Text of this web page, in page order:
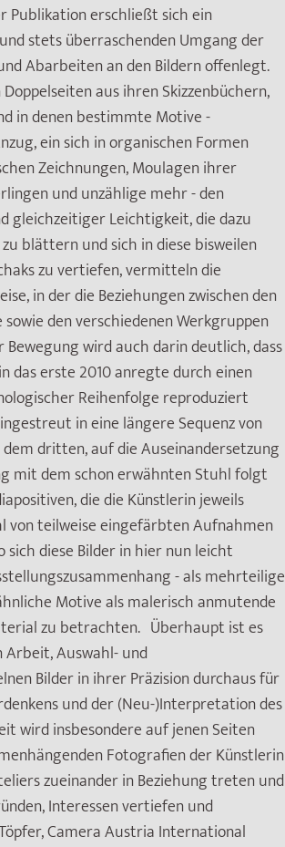
Publikation erschließt sich ein
stets überraschenden Umgang der
Abarbeiten an den Bildern offenlegt.
aus ihren Skizzenbüchern,
in denen bestimmte Motive -
ein sich in organischen Formen
Zeichnungen, Moulagen ihrer
und unzählige mehr - den
Leichtigkeit, die dazu
blättern und sich in diese bisweilen
zu vertiefen, vermitteln die
in der die Beziehungen zwischen den
den verschiedenen Werkgruppen
wird auch darin deutlich, dass
das erste 2010 anregte durch einen
Reihenfolge reproduziert
in eine längere Sequenz von
dritten, auf die Auseinandersetzung
mit dem schon erwähnten Stuhl folgt
die die Künstlerin jeweils
von teilweise eingefärbten Aufnahmen
diese Bilder in hier nun leicht
- als mehrteilige
Motive als malerisch anmutende
zu betrachten. Überhaupt ist es
Auswahl- und
Bilder in ihrer Präzision durchaus für
und der (Neu-)Interpretation des
wird insbesondere auf jenen Seiten
Fotografien der Künstlerin
zueinander in Beziehung treten und
Interessen vertiefen und
Camera Austria International